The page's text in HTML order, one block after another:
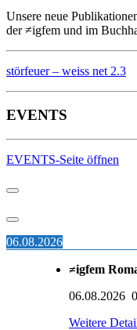
Unsere neue
der ≠igfem und im
störfeuer – weiss net 2.3
EVENTS
EVENTS-Seite öffnen
06.08.2026
≠igfem
06.08.2026
Weitere